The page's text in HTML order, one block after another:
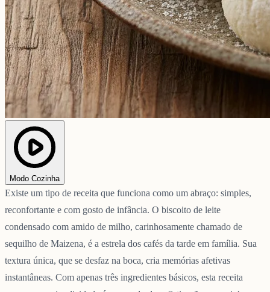
Modo Cozinha
Existe um tipo de receita que funciona como um abraço: simples,
reconfortante e com gosto de infância. O biscoito de leite
condensado com amido de milho, carinhosamente chamado de
sequilho de Maizena, é a estrela dos cafés da tarde em família. Sua
textura única, que se desfaz na boca, cria memórias afetivas
instantâneas. Com apenas três ingredientes básicos, esta receita